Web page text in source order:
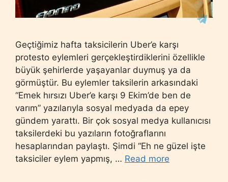
Geçtiğimiz hafta taksicilerin Uber’e karşı
protesto eylemleri gerçekleştirdiklerini özellikle
büyük şehirlerde yaşayanlar duymuş ya da
görmüştür. Bu eylemler taksilerin arkasındaki
“Emek hırsızı Uber’e karşı 9 Ekim’de ben de
varım” yazılarıyla sosyal medyada da epey
gündem yarattı. Bir çok sosyal medya kullanıcısı
taksilerdeki bu yazıların fotoğraflarını
hesaplarından paylaştı. Şimdi “Eh ne güzel işte
taksiciler eylem yapmış, … Read more